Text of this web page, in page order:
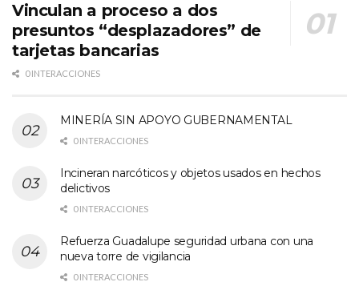
Vinculan a proceso a dos
presuntos “desplazadores” de
tarjetas bancarias
0 INTERACCIONES
MINERÍA SIN APOYO GUBERNAMENTAL
0 INTERACCIONES
Incineran narcóticos y objetos usados en hechos
delictivos
0 INTERACCIONES
Refuerza Guadalupe seguridad urbana con una
nueva torre de vigilancia
0 INTERACCIONES